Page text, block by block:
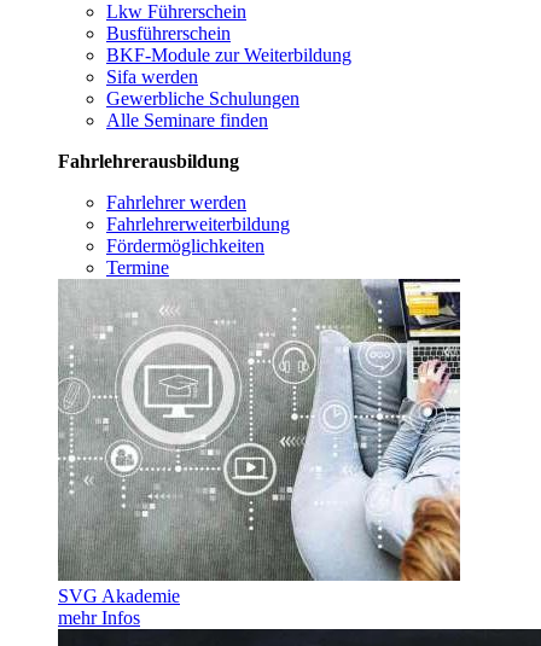
Lkw Führerschein
Busführerschein
BKF-Module zur Weiterbildung
Sifa werden
Gewerbliche Schulungen
Alle Seminare finden
Fahrlehrerausbildung
Fahrlehrer werden
Fahrlehrerweiterbildung
Fördermöglichkeiten
Termine
SVG Akademie
mehr Infos